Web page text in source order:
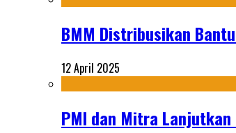
BMM Distribusikan
12 April 2025
PMI dan Mitra Lanjutkan